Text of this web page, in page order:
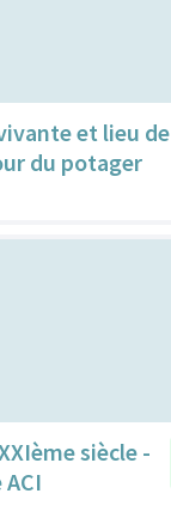
et lieu de
du potager
siècle -